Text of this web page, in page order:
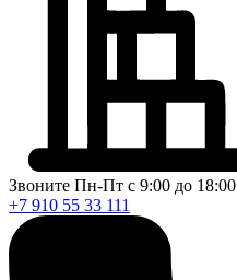
Звоните Пн-Пт с 9:00 до 18:00
+7 910 55 33 111